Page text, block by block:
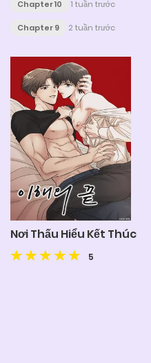
Chapter 10 1 tuần trước
Chapter 9 2 tuần trước
Nơi Thấu Hiểu Kết Thúc
5